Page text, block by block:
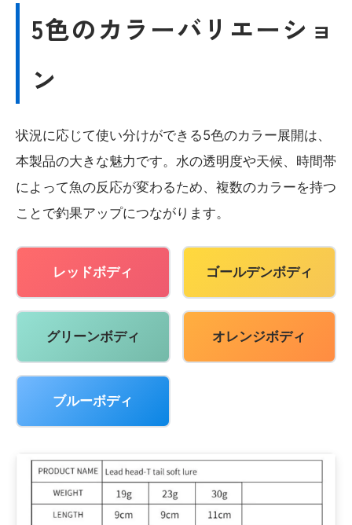
5色のカラーバリエーショ
ン
状況に応じて使い分けができる5色のカラー展開は、
本製品の大きな魅力です。水の透明度や天候、時間帯
によって魚の反応が変わるため、複数のカラーを持つ
ことで釣果アップにつながります。
レッドボディ ゴールデンボディ
グリーンボディ オレンジボディ
ブルーボディ